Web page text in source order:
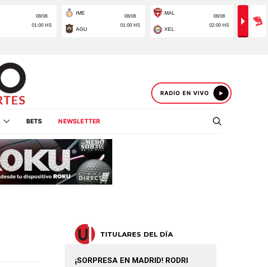
RADIO EN VIVO
BETS NEWSLETTER
TITULARES DEL DÍA
¡SORPRESA EN MADRID! RODRI